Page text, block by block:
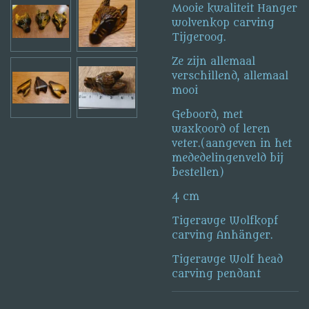
Mooie kwaliteit Hanger
wolvenkop carving
Tijgeroog.
Ze zijn allemaal
verschillend, allemaal
mooi
Geboord, met
waxkoord of leren
veter.(aangeven in het
mededelingenveld bij
bestellen)
4 cm
Tigerauge Wolfkopf
carving Anhänger.
Tigerauge Wolf head
carving pendant